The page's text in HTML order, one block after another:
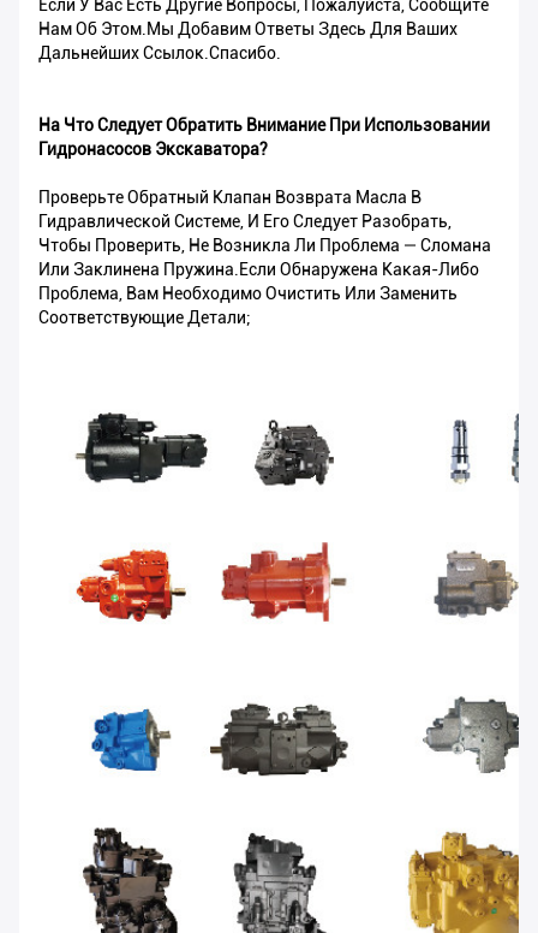
Если У Вас Есть Другие Вопросы, Пожалуйста, Сообщите
Нам Об Этом.Мы Добавим Ответы Здесь Для Ваших
Дальнейших Ссылок.Спасибо.
На Что Следует Обратить Внимание При Использовании
Гидронасосов Экскаватора?
Проверьте Обратный Клапан Возврата Масла В
Гидравлической Системе, И Его Следует Разобрать,
Чтобы Проверить, Не Возникла Ли Проблема — Сломана
Или Заклинена Пружина.Если Обнаружена Какая-Либо
Проблема, Вам Необходимо Очистить Или Заменить
Соответствующие Детали;